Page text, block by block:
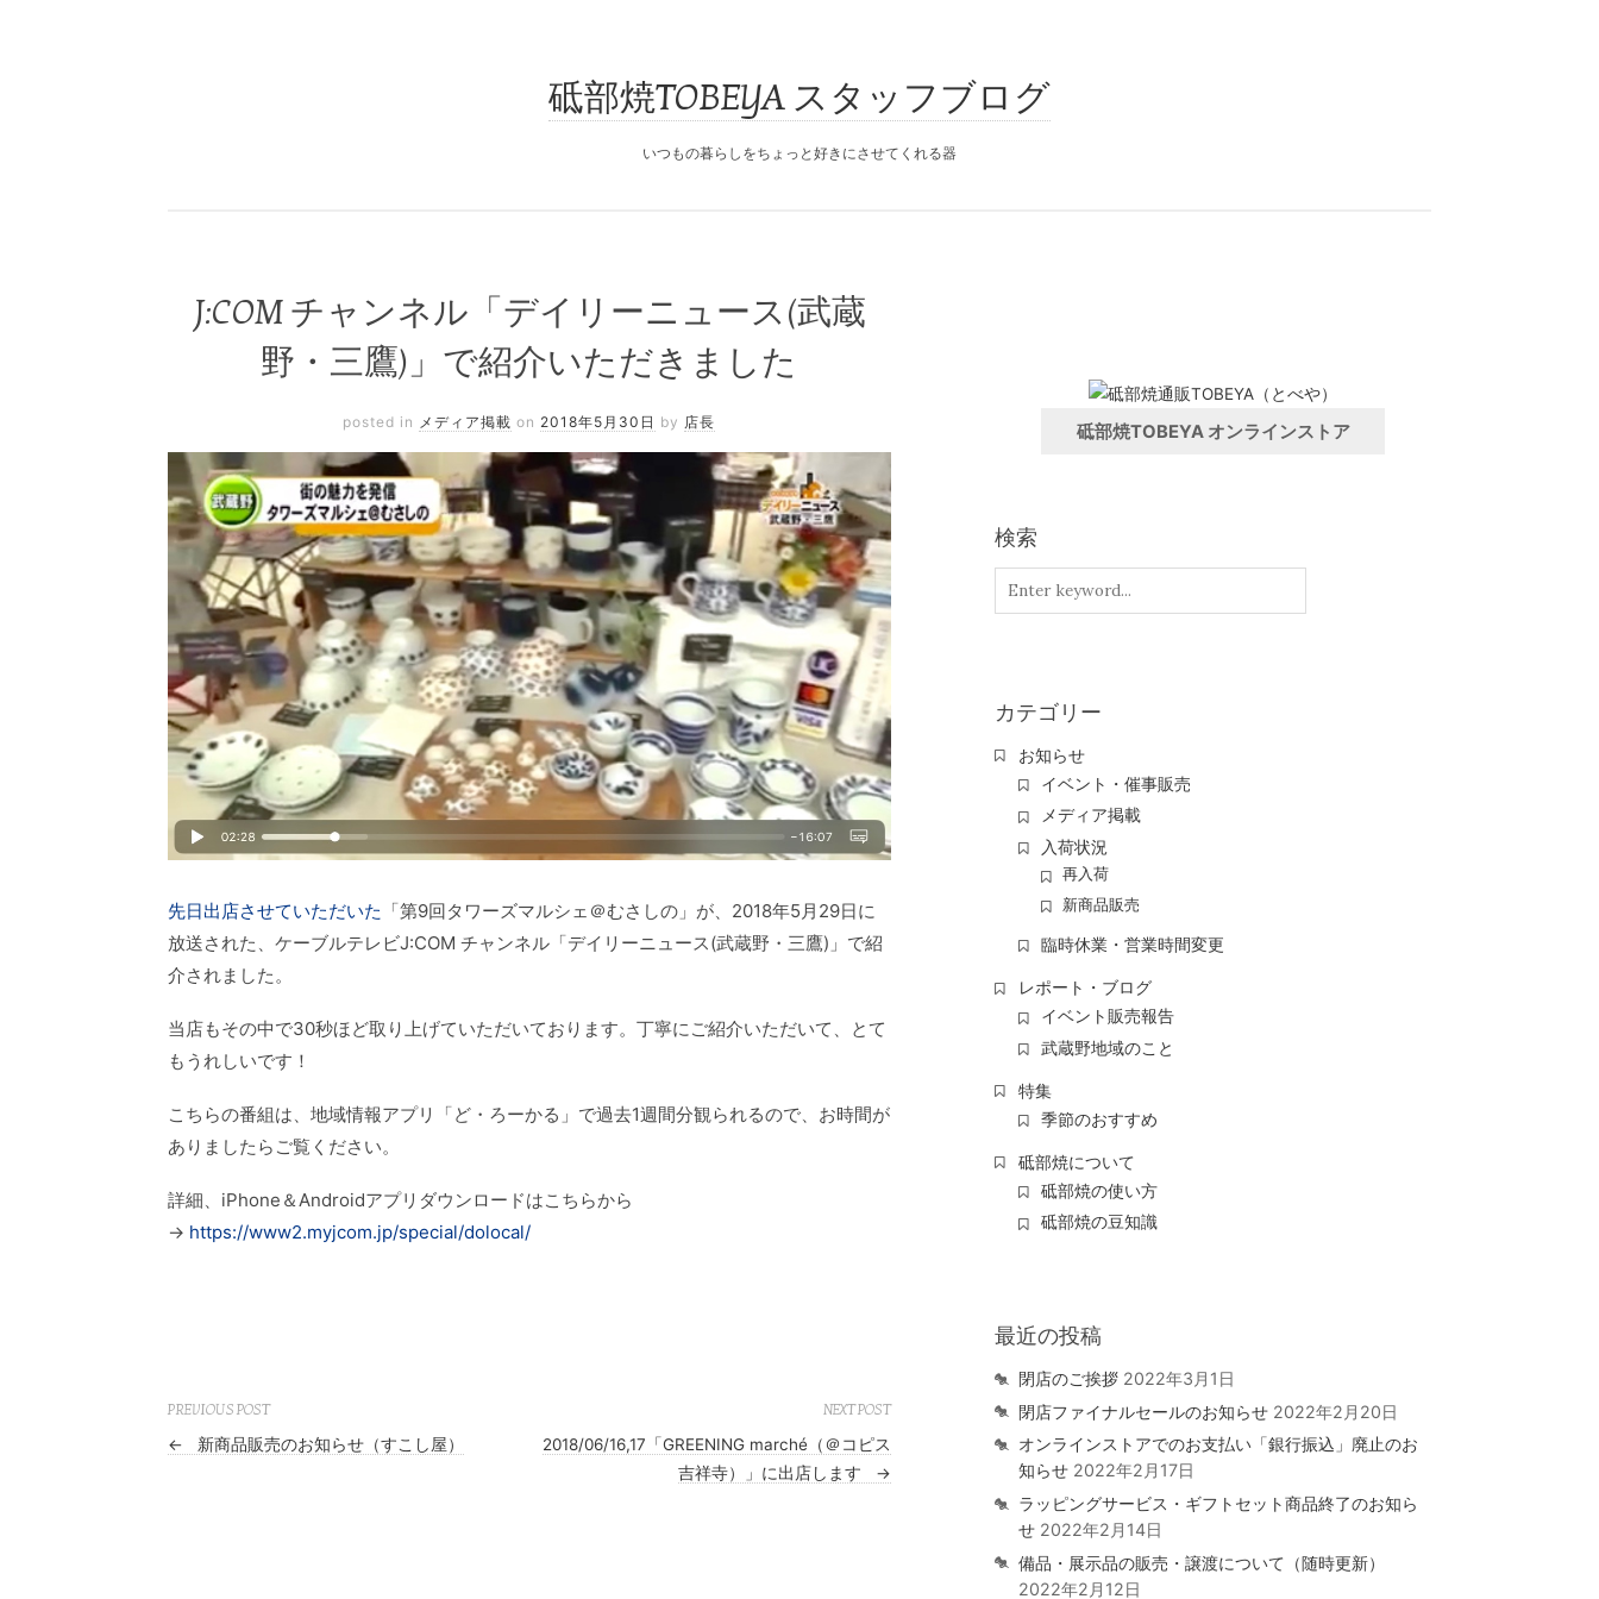
砥部焼TOBEYA スタッフブログ
いつもの暮らしをちょっと好きにさせてくれる器
J:COM チャンネル「デイリーニュース(武蔵
野・三鷹)」で紹介いただきました
posted in メディア掲載 on 2018年5月30日 by 店長
先日出店させていただいた 「第9回タワーズマルシェ＠むさしの」が、2018年5月29日に
放送された、ケーブルテレビJ:COM チャンネル「デイリーニュース(武蔵野・三鷹)」で紹
介されました。
当店もその中で30秒ほど取り上げていただいております。丁寧にご紹介いただいて、とて
もうれしいです！
こちらの番組は、地域情報アプリ「ど・ろーかる」で過去1週間分観られるので、お時間が
ありましたらご覧ください。
詳細、iPhone＆Androidアプリダウンロードはこちらから
→ https://www2.myjcom.jp/special/dolocal/
PREVIOUS POST
← 新商品販売のお知らせ（すこし屋）
NEXT POST
2018/06/16,17「GREENING marché（＠コピス
吉祥寺）」に出店します
→
砥部焼TOBEYA オンラインストア
検索
カテゴリー
お知らせ
イベント・催事販売
メディア掲載
入荷状況
再入荷
新商品販売
臨時休業・営業時間変更
レポート・ブログ
イベント販売報告
武蔵野地域のこと
特集
季節のおすすめ
砥部焼について
砥部焼の使い方
砥部焼の豆知識
最近の投稿
閉店のご挨拶 2022年3月1日
閉店ファイナルセールのお知らせ 2022年2月20日
オンラインストアでのお支払い「銀行振込」廃止のお
知らせ 2022年2月17日
ラッピングサービス・ギフトセット商品終了のお知ら
せ 2022年2月14日
備品・展示品の販売・譲渡について（随時更新）
2022年2月12日